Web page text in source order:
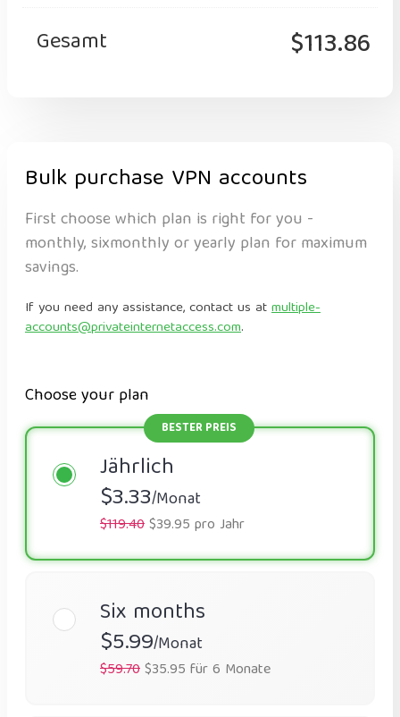
Gesamt $113.86
Bulk purchase VPN accounts
First choose which plan is right for you -
monthly, sixmonthly or yearly plan for maximum
savings.
If you need any assistance, contact us atmultiple-
accounts@privateinternetaccess.com.
Choose your plan
Jährlich
$3.33/Monat
$119.40$39.95 pro Jahr
Six months
$5.99/Monat
$59.70$35.95 für 6 Monate